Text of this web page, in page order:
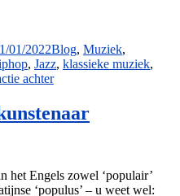
01/2022Blog, Muziek,
, Jazz, klassieke muziek,
achterop
America
het Engels zowel ‘populair’
‘populus’ – u weet wel: